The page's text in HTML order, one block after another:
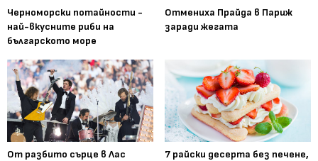
Черноморски потайности -
най-вкусните риби на
българското море
Отмениха Прайда в Париж
заради жегата
От разбито сърце в Лас
7 райски десерта без печене,